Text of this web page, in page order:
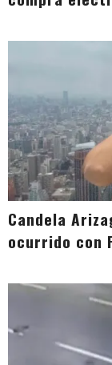
Candela
ocurrido con